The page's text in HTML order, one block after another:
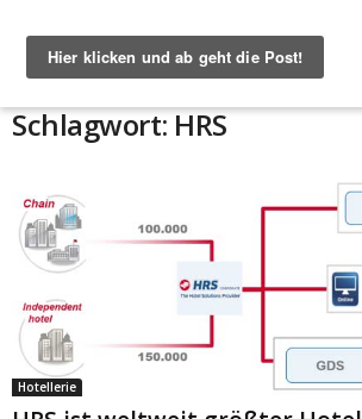
Schlagwort: HRS
Hotellerie